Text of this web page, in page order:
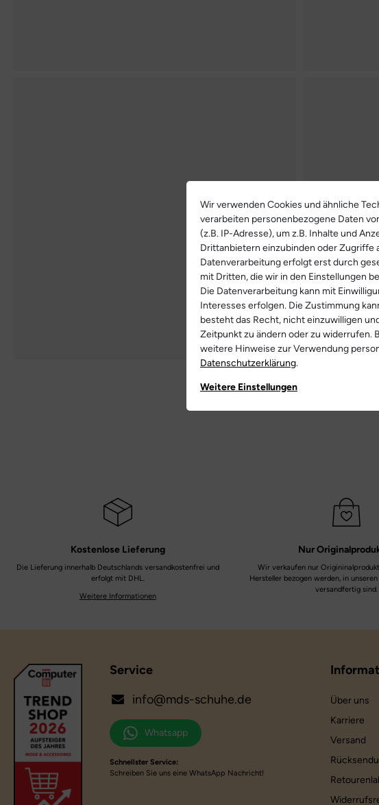
Weitere Bilder anzeigen
Kostenlose Lieferung
Die Lieferung innerhalb Deutschlands versandkostenfrei und
erfolgt mit DHL.
Weitere Informationen
Nur
Wir verkaufen nur
Hersteller bezogen werden, in
versandfertig sind.
Service
info@mds-schuhe.de
Whatsapp
Schnellster Service:
Schreiben Sie uns eine WhatsApp Nachricht!
Über uns
Karriere
Versand
Wir verwenden Cookies und ähnliche
verarbeiten personenbezogene Daten
(z.B. IP-Adresse), um z.B. Inhalte und
Drittanbietern einzubinden oder Zugriffe
Datenverarbeitung erfolgt erst durch
mit Dritten, die wir in den Einstellungen
Die Datenverarbeitung kann mit
Interesses erfolgen. Die Zustimmung
besteht das Recht, nicht einzuwilligen
Zeitpunkt zu ändern oder zu widerrufen.
weitere Hinweise zur Verwendung
Daten­schutz­erklärung.
Weitere Einstellungen